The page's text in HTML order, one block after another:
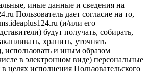
иные данные и сведения на
Пользователь дает согласие на то,
(и/или его
будут получать, собирать,
хранить, уточнять
использовать и иным образом
в электронном виде) персональные
целях исполнения Пользовательского